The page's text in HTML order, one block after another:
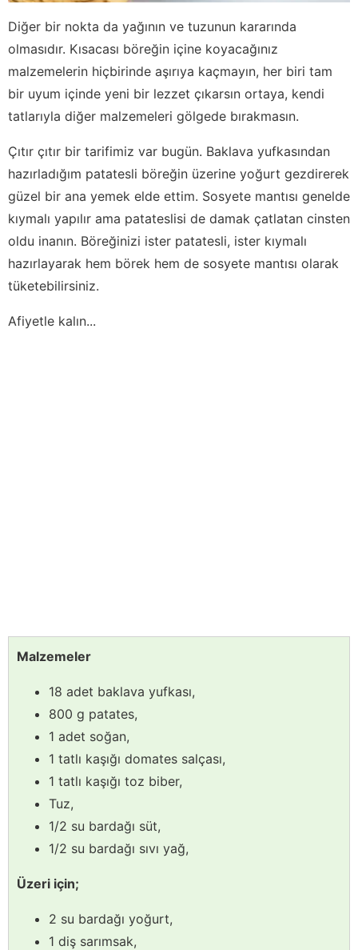
Diğer bir nokta da yağının ve tuzunun kararında
olmasıdır. Kısacası böreğin içine koyacağınız
malzemelerin hiçbirinde aşırıya kaçmayın, her biri tam
bir uyum içinde yeni bir lezzet çıkarsın ortaya, kendi
tatlarıyla diğer malzemeleri gölgede bırakmasın.
Çıtır çıtır bir tarifimiz var bugün. Baklava yufkasından
hazırladığım patatesli böreğin üzerine yoğurt gezdirerek
güzel bir ana yemek elde ettim. Sosyete mantısı genelde
kıymalı yapılır ama patateslisi de damak çatlatan cinsten
oldu inanın. Böreğinizi ister patatesli, ister kıymalı
hazırlayarak hem börek hem de sosyete mantısı olarak
tüketebilirsiniz.
Afiyetle kalın...
Malzemeler
18 adet baklava yufkası,
800 g patates,
1 adet soğan,
1 tatlı kaşığı domates salçası,
1 tatlı kaşığı toz biber,
Tuz,
1/2 su bardağı süt,
1/2 su bardağı sıvı yağ,
Üzeri için;
2 su bardağı yoğurt,
1 diş sarımsak,